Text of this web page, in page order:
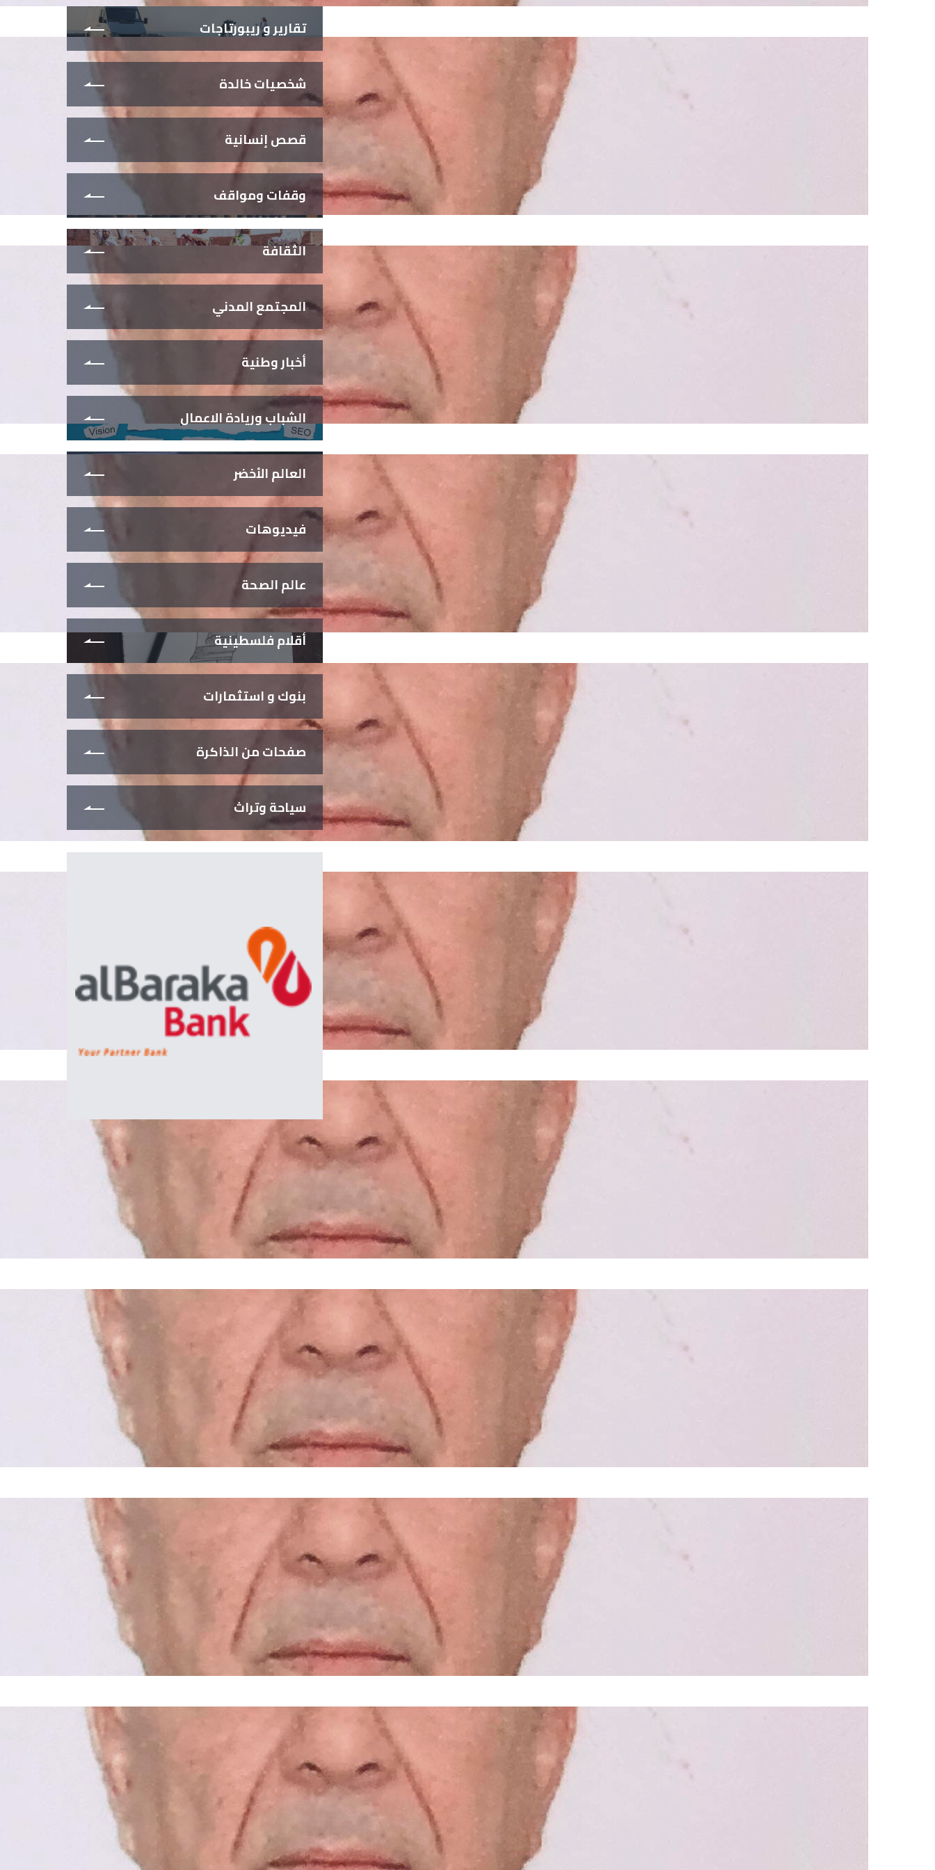
تقارير و ريبورتاجات
شخصيات خالدة
قصص إنسانية
وقفات ومواقف
الثقافة
المجتمع المدني
أخبار وطنية
الشباب وريادة الاعمال
العالم الأخضر
فيديوهات
عالم الصحة
أقلام فلسطينية
بنوك و استثمارات
صفحات من الذاكرة
سياحة وتراث